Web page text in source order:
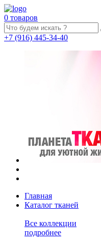
0 товаров
+7 (916) 445-34-40
Главная
Каталог тканей
Все коллекции
подробнее